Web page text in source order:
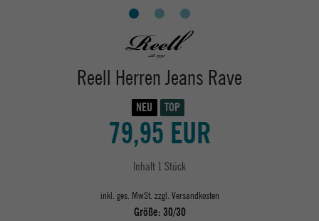
Reell Herren Jeans Rave
NEU TOP
79,95 EUR
Inhalt 1 Stück
inkl. ges. MwSt. zzgl. Versandkosten
Größe:30/30